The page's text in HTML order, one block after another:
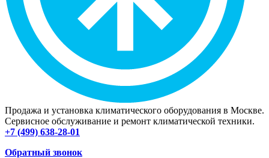
Продажа и установка климатического оборудования в Москве.
Сервисное обслуживание и ремонт климатической техники.
+7 (499) 638-28-01
Обратный звонок